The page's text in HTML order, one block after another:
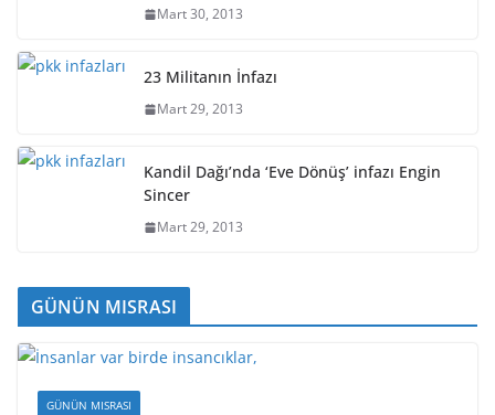
Mart 30, 2013
23 Militanın İnfazı
Mart 29, 2013
Kandil Dağı’nda ‘Eve Dönüş’ infazı Engin
Sincer
Mart 29, 2013
GÜNÜN MISRASI
GÜNÜN MISRASI